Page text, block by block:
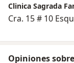
Clinica Sagrada
Cra. 15 # 10
Opiniones